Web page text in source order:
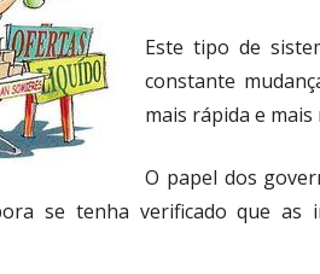
Este tipo de
constante
mais rápida e mais
O papel dos
se tenha verificado que as